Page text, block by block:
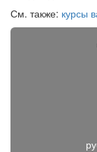
См. также: курсы